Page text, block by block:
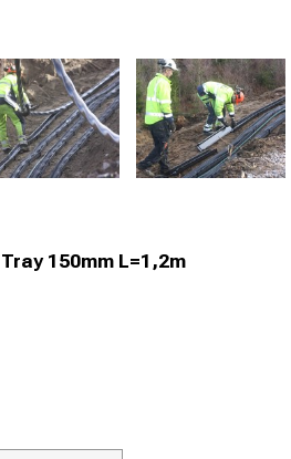
150mm L=1,2m